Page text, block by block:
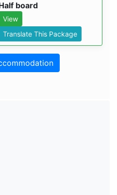
board
View
Translate This Package